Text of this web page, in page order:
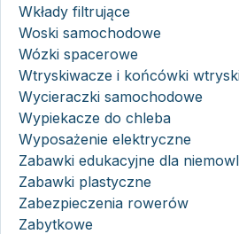
Wkłady filtrujące
Woski samochodowe
Wózki spacerowe
Wtryskiwacze i końcówki
Wycieraczki samochodowe
Wypiekacze do chleba
Wyposażenie elektryczne
Zabawki edukacyjne dla
Zabawki plastyczne
Zabezpieczenia rowerów
Zabytkowe